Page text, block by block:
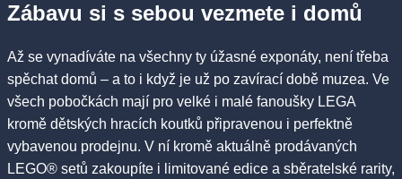
Zábavu si s sebou vezmete i domů
Až se vynadíváte na všechny ty úžasné exponáty, není třeba
spěchat domů – a to i když je už po zavírací době muzea. Ve
všech pobočkách mají pro velké i malé fanoušky LEGA
kromě dětských hracích koutků připravenou i perfektně
vybavenou prodejnu. V ní kromě aktuálně prodávaných
LEGO® setů zakoupíte i limitované edice a sběratelské rarity,